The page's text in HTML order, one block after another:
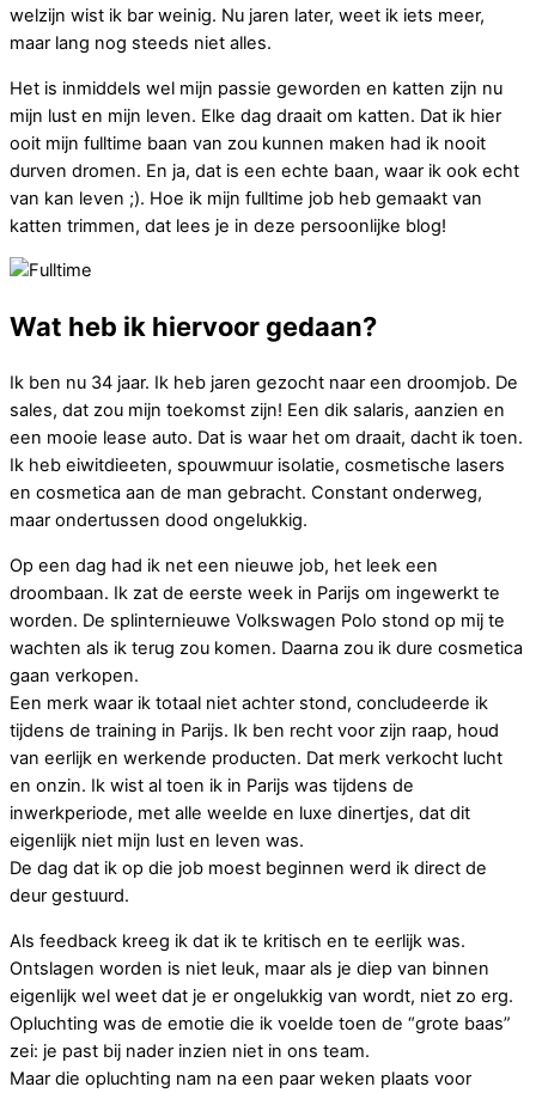
welzijn wist ik bar weinig. Nu jaren later, weet ik iets meer,
maar lang nog steeds niet alles.
Het is inmiddels wel mijn passie geworden en katten zijn nu
mijn lust en mijn leven. Elke dag draait om katten. Dat ik hier
ooit mijn fulltime baan van zou kunnen maken had ik nooit
durven dromen. En ja, dat is een echte baan, waar ik ook echt
van kan leven ;). Hoe ik mijn fulltime job heb gemaakt van
katten trimmen, dat lees je in deze persoonlijke blog!
Wat heb ik hiervoor gedaan?
Ik ben nu 34 jaar. Ik heb jaren gezocht naar een droomjob. De
sales, dat zou mijn toekomst zijn! Een dik salaris, aanzien en
een mooie lease auto. Dat is waar het om draait, dacht ik toen.
Ik heb eiwitdieeten, spouwmuur isolatie, cosmetische lasers
en cosmetica aan de man gebracht. Constant onderweg,
maar ondertussen dood ongelukkig.
Op een dag had ik net een nieuwe job, het leek een
droombaan. Ik zat de eerste week in Parijs om ingewerkt te
worden. De splinternieuwe Volkswagen Polo stond op mij te
wachten als ik terug zou komen. Daarna zou ik dure cosmetica
gaan verkopen.
Een merk waar ik totaal niet achter stond, concludeerde ik
tijdens de training in Parijs. Ik ben recht voor zijn raap, houd
van eerlijk en werkende producten. Dat merk verkocht lucht
en onzin. Ik wist al toen ik in Parijs was tijdens de
inwerkperiode, met alle weelde en luxe dinertjes, dat dit
eigenlijk niet mijn lust en leven was.
De dag dat ik op die job moest beginnen werd ik direct de
deur gestuurd.
Als feedback kreeg ik dat ik te kritisch en te eerlijk was.
Ontslagen worden is niet leuk, maar als je diep van binnen
eigenlijk wel weet dat je er ongelukkig van wordt, niet zo erg.
Opluchting was de emotie die ik voelde toen de “grote baas”
zei: je past bij nader inzien niet in ons team.
Maar die opluchting nam na een paar weken plaats voor